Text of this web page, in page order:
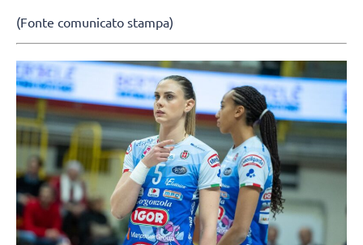
(Fonte comunicato stampa)